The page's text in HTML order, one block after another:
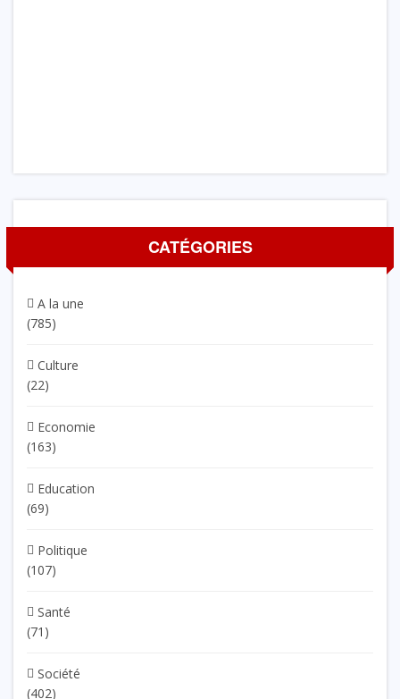
CATÉGORIES
A la une
(785)
Culture
(22)
Economie
(163)
Education
(69)
Politique
(107)
Santé
(71)
Société
(402)